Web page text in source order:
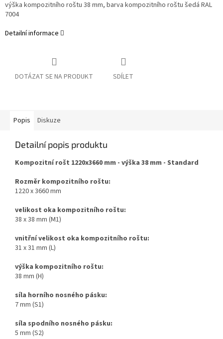
výška kompozitního roštu 38 mm, barva kompozitního roštu šedá RAL
7004
Detailní informace
DOTÁZAT SE NA PRODUKT SDÍLET
Popis Diskuze
Detailní popis produktu
Kompozitní rošt 1220x3660 mm - výška 38 mm - Standard
Rozměr kompozitního roštu:
1220 x 3660 mm
velikost oka kompozitního roštu:
38 x 38 mm (M1)
vnitřní velikost oka kompozitního roštu:
31 x 31 mm (L)
výška kompozitního roštu:
38 mm (H)
síla horního nosného pásku:
7 mm (S1)
síla spodního nosného pásku:
5 mm (S2)